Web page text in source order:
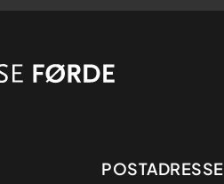
Adresse
POSTADRESSE